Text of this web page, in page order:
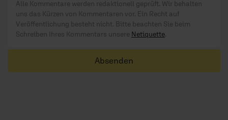
Alle Kommentare werden redaktionell geprüft. Wir behalten
uns das Kürzen von Kommentaren vor. Ein Recht auf
Veröffentlichung besteht nicht. Bitte beachten Sie beim
Schreiben Ihres Kommentars unsere Netiquette.
Absenden